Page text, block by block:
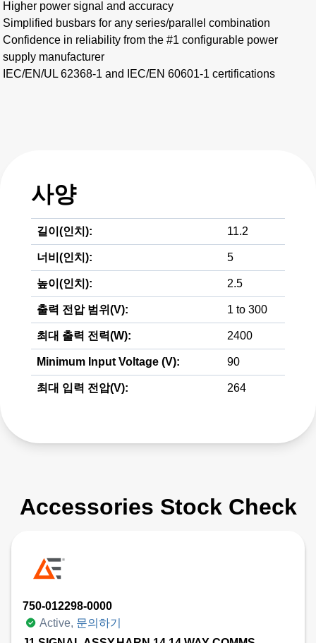
Higher power signal and accuracy​
Simplified busbars for any series/parallel combination​
Confidence in reliability from the #1 configurable power
supply manufacturer
IEC/EN/UL 62368-1 and IEC/EN 60601-1 certifications
사양
길이(인치): 11.2
너비(인치): 5
높이(인치): 2.5
출력 전압 범위(V): 1 to 300
최대 출력 전력(W): 2400
Minimum Input Voltage (V): 90
최대 입력 전압(V): 264
Accessories Stock Check
750-012298-0000
Active, 문의하기